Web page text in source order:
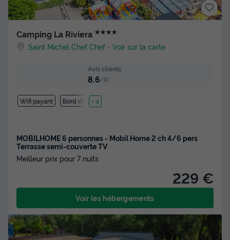
Camping La Riviera ★★★★
Saint Michel Chef Chef -Voir sur la carte
Avis clients
8.6/10
Wifi payant Bord de mer
+ 4
MOBILHOME 6 personnes - Mobil Home 2 ch 4/6 pers
Terrasse semi-couverte TV
Meilleur prix pour 7 nuits
229 €
Voir les hébergements